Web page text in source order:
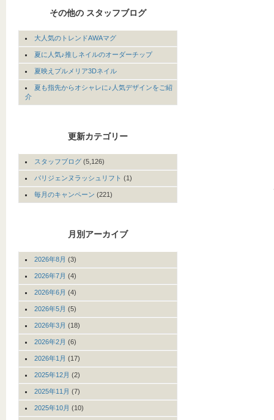
その他の スタッフブログ
大人気のトレンドAWAマグ
夏に人気♪推しネイルのオーダーチップ
夏映えプルメリア3Dネイル
夏も指先からオシャレに♪人気デザインをご紹
介
更新カテゴリー
スタッフブログ (5,126)
パリジェンヌラッシュリフト (1)
毎月のキャンペーン (221)
月別アーカイブ
2026年8月 (3)
2026年7月 (4)
2026年6月 (4)
2026年5月 (5)
2026年3月 (18)
2026年2月 (6)
2026年1月 (17)
2025年12月 (2)
2025年11月 (7)
2025年10月 (10)